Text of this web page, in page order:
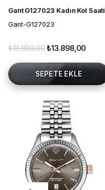
Gant G127023 Kadın Kol Saati
Gant-G127023
₺13.898,00
₺13.899,00
SEPETE EKLE